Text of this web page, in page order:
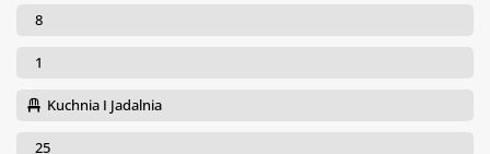
8
1
Kuchnia I Jadalnia
25